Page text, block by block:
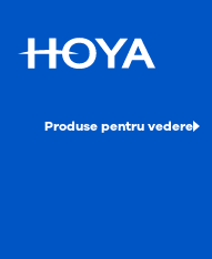
Produse pentru vedere